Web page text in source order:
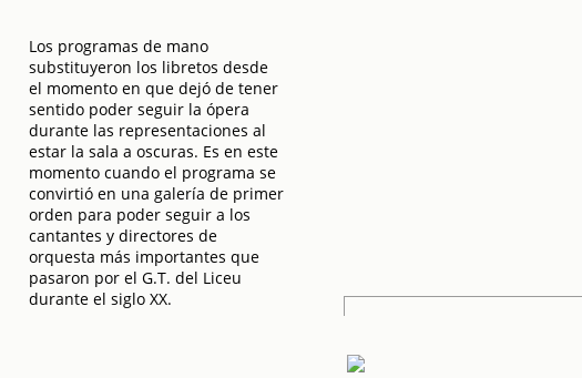
Los programas de mano
substituyeron los libretos desde
el momento en que dejó de tener
sentido poder seguir la ópera
durante las representaciones al
estar la sala a oscuras. Es en este
momento cuando el programa se
convirtió en una galería de primer
orden para poder seguir a los
cantantes y directores de
orquesta más importantes que
pasaron por el G.T. del Liceu
durante el siglo XX.